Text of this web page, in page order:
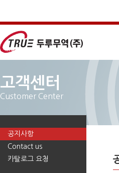
고객센터
Customer Center
공지사항
Contact us
카탈로그 요청